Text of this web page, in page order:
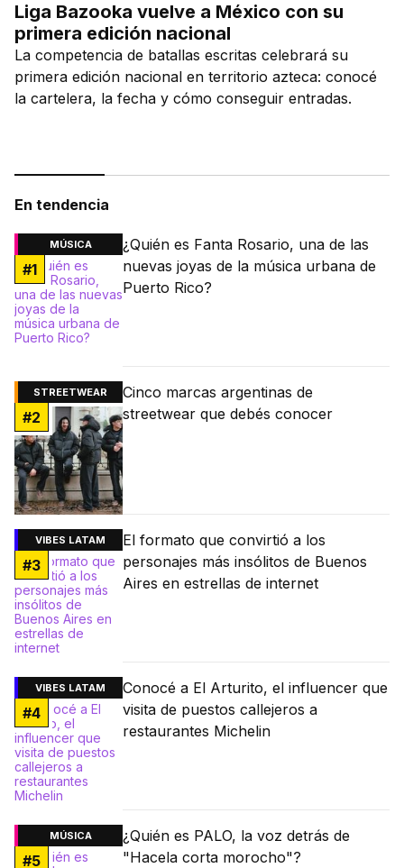
Liga Bazooka vuelve a México con su
primera edición nacional
La competencia de batallas escritas celebrará su
primera edición nacional en territorio azteca: conocé
la cartelera, la fecha y cómo conseguir entradas.
En tendencia
MÚSICA
#1
¿Quién es Fanta Rosario, una de las
nuevas joyas de la música urbana de
Puerto Rico?
STREETWEAR
#2
Cinco marcas argentinas de
streetwear que debés conocer
VIBES LATAM
#3
El formato que convirtió a los
personajes más insólitos de Buenos
Aires en estrellas de internet
VIBES LATAM
#4
Conocé a El Arturito, el influencer que
visita de puestos callejeros a
restaurantes Michelin
MÚSICA
#5
¿Quién es PALO, la voz detrás de
"Hacela corta morocho"?